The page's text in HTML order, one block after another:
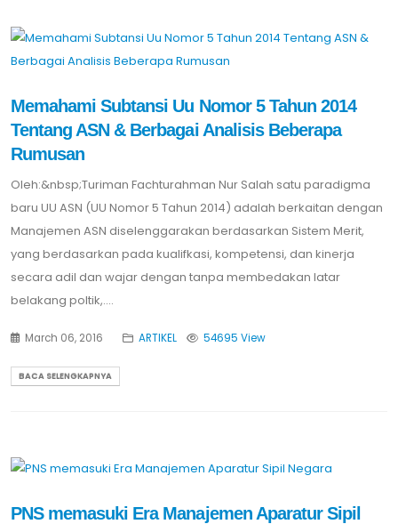
Memahami Subtansi Uu Nomor 5 Tahun 2014
Tentang ASN & Berbagai Analisis Beberapa
Rumusan
Oleh:&nbsp;Turiman Fachturahman Nur Salah satu paradigma
baru UU ASN (UU Nomor 5 Tahun 2014) adalah berkaitan dengan
Manajemen ASN diselenggarakan berdasarkan Sistem Merit,
yang berdasarkan pada kualifkasi, kompetensi, dan kinerja
secara adil dan wajar dengan tanpa membedakan latar
belakang poltik,....
March 06, 2016 ARTIKEL 54695 View
BACA SELENGKAPNYA
PNS memasuki Era Manajemen Aparatur Sipil